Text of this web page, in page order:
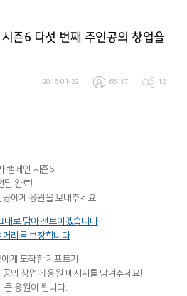
시즌6 다섯 번째 주인공의 창업을
2016-01-22 65117 12
캠페인 시즌6!
달 완료!
에게 응원을 보내주세요!
대로 담아 선보이겠습니다
거리를 보장합니다
게 도착한 기프트카!
의 창업에 응원 메시지를 남겨주세요!
큰 응원이 됩니다.